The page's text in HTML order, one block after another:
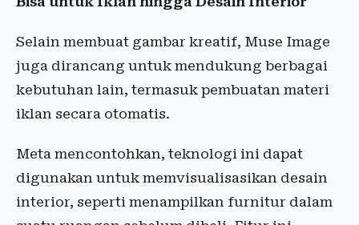
Selain membuat gambar kreatif, Muse Image
juga dirancang untuk mendukung berbagai
kebutuhan lain, termasuk pembuatan materi
iklan secara otomatis.
Meta mencontohkan, teknologi ini dapat
digunakan untuk memvisualisasikan desain
interior, seperti menampilkan furnitur dalam